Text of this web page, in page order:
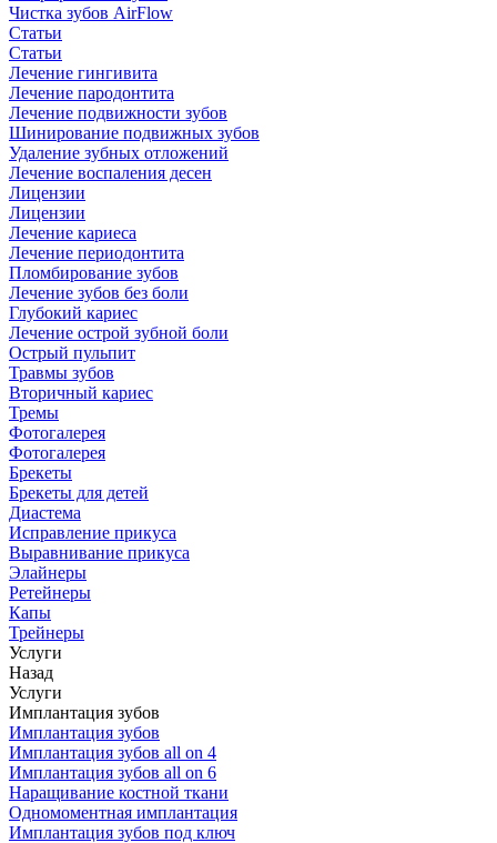
Чистка зубов AirFlow
Статьи
Статьи
Лечение гингивита
Лечение пародонтита
Лечение подвижности зубов
Шинирование подвижных зубов
Удаление зубных отложений
Лечение воспаления десен
Лицензии
Лицензии
Лечение кариеса
Лечение периодонтита
Пломбирование зубов
Лечение зубов без боли
Глубокий кариес
Лечение острой зубной боли
Острый пульпит
Травмы зубов
Вторичный кариес
Тремы
Фотогалерея
Фотогалерея
Брекеты
Брекеты для детей
Диастема
Исправление прикуса
Выравнивание прикуса
Элайнеры
Ретейнеры
Капы
Трейнеры
Услуги
Назад
Услуги
Имплантация зубов
Имплантация зубов
Имплантация зубов all on 4
Имплантация зубов all on 6
Наращивание костной ткани
Одномоментная имплантация
Имплантация зубов под ключ